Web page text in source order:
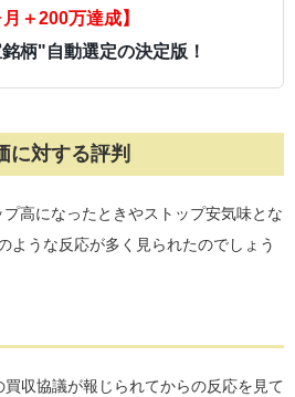
月＋200万達成】
柄"自動選定の決定版！
に対する評判
高になったときやストップ安気味とな
ような反応が多く見られたのでしょう
収協議が報じられてからの反応を見て